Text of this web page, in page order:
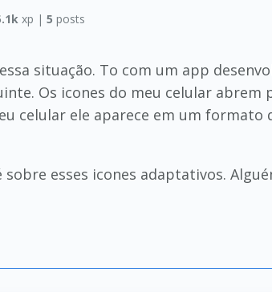
xp | 5 posts
situação. To com um app
Os icones do meu celular abrem
celular ele aparece em um
esses icones adaptativos.